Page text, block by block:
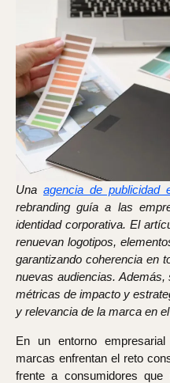
Una agencia de publicidad
rebranding guía a las
identidad corporativa. El
renuevan logotipos,
garantizando coherencia en
nuevas audiencias.
métricas de impacto y
y relevancia de la marca en
En un entorno
marcas enfrentan el reto
frente a consumidores